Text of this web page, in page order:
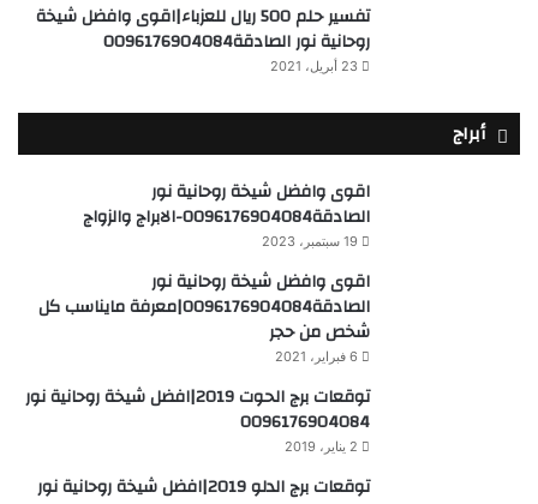
تفسير حلم 500 ريال للعزباء|اقوى وافضل شيخة
روحانية نور الصادقة0096176904084
23 أبريل، 2021
أبراج
اقوى وافضل شيخة روحانية نور
الصادقة0096176904084-الابراج والزواج
19 سبتمبر، 2023
اقوى وافضل شيخة روحانية نور
الصادقة0096176904084|معرفة مايناسب كل
شخص من حجر
6 فبراير، 2021
توقعات برج الحوت 2019|افضل شيخة روحانية نور
0096176904084
2 يناير، 2019
توقعات برج الدلو 2019|افضل شيخة روحانية نور